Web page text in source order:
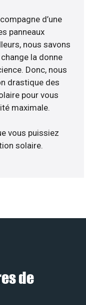
d’une
panneaux
nous savons
la donne
Donc, nous
drastique des
pour vous
maximale.
vous puissiez
solaire.
de